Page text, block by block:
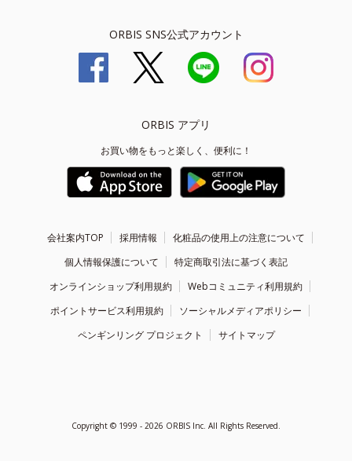
ORBIS SNS公式アカウント
ORBIS アプリ
お買い物をもっと楽しく、便利に！
会社案内TOP 採用情報
化粧品の使用上の注意について
個人情報保護について
特定商取引法に基づく表記
オンラインショップ利用規約
Webコミュニティ利用規約
ポイントサービス利用規約
ソーシャルメディアポリシー
ペンギンリング プロジェクト
サイトマップ
Copyright © 1999 - 2026 ORBIS Inc. All Rights Reserved.